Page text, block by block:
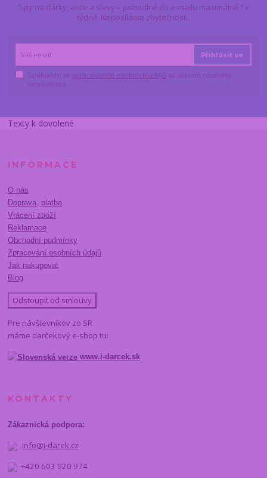
Tipy na dárky, akce a slevy – pohodlně do e-mailu maximálně 1x
týdně. Neposíláme zbytečnosti.
Přihlásit se
Texty k dovolené
INFORMACE
O nás
Doprava, platba
Vrácení zboží
Reklamace
Obchodní podmínky
Zpracování osobních údajů
Jak nakupovat
Blog
Odstoupit od smlouvy
Pre návštevníkov zo SR
máme darčekový e-shop tu:
www.i-darcek.sk
KONTAKTY
Zákaznická podpora:
info@i-darek.cz
+420 603 920 974